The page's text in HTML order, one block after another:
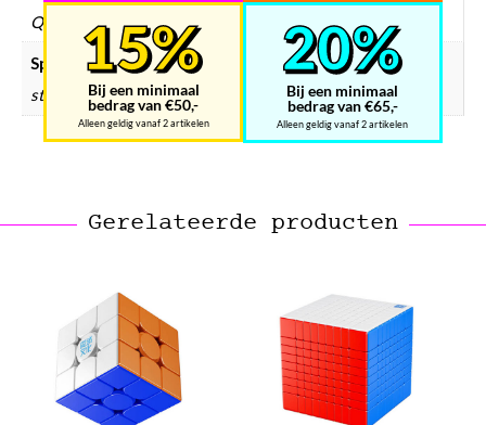
QiYi
Speedcube kleur
stickerlessBij een minimaal
bedrag van €50,-
Alleen geldig vanaf 2 artikelen
Bij een minimaal
bedrag van €65,-
Alleen geldig vanaf 2 artikelen
Gerelateerde producten